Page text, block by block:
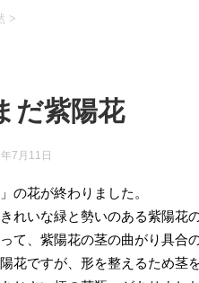
>
だ紫陽花
7月11日
の花が終わりました。
れいな緑と勢いのある紫陽花
て、紫陽花の茎の曲がり具合
花ですが、形を整えるため茎